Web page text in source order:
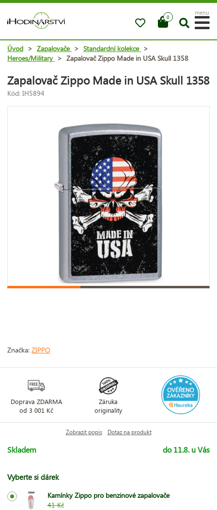
0
menu
Úvod > Zapalovače > Standardní kolekce >
Heroes/Military > Zapalovač Zippo Made in USA Skull 1358
Zapalovač Zippo Made in USA Skull 1358
Kód: IH5894
Značka: ZIPPO
Doprava ZDARMA
od 3 001 Kč
Záruka
originality
Zobrazit popis Dotaz na produkt
Skladem do 11.8. u Vás
Vyberte si dárek
Kamínky Zippo pro benzinové zapalovače
41 Kč